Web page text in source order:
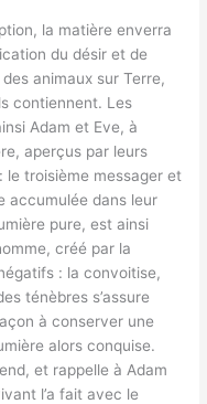
la matière enverra
du désir et de
animaux sur Terre,
contiennent. Les
Adam et Eve, à
aperçus par leurs
le troisième messager et
accumulée dans leur
pure, est ainsi
créé par la
: la convoitise,
ténèbres s’assure
à conserver une
alors conquise.
et rappelle à Adam
l’a fait avec le